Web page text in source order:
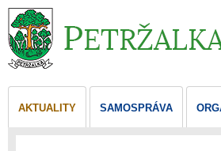
AKTUALITY SAMOSPRÁVA